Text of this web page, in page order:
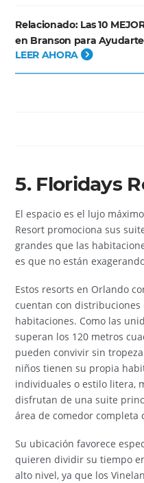
Relacionado:Las 10
en Branson para
LEER AHORA
5. Floridays
El espacio es el lujo
Resort promociona sus
grandes que las
es que no están
Estos resorts en Orlando
cuentan con
habitaciones. Como las
superan los 120 metros
pueden convivir sin
niños tienen su propia
individuales o estilo litera,
disfrutan de una suite
área de comedor completa
Su ubicación favorece
quieren dividir su tiempo
alto nivel, ya que los